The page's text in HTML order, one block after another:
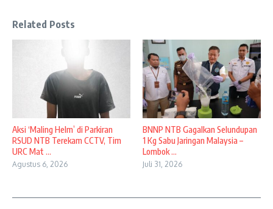
Related Posts
Aksi ‘Maling Helm’ di Parkiran
RSUD NTB Terekam CCTV, Tim
URC Mat ...
Agustus 6, 2026
BNNP NTB Gagalkan Selundupan
1 Kg Sabu Jaringan Malaysia –
Lombok ...
Juli 31, 2026